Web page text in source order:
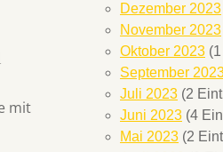
mit
Dezember 2023
November 2023
Oktober 2023
September
Juli 2023 (2
Juni 2023 (4
Mai 2023 (2